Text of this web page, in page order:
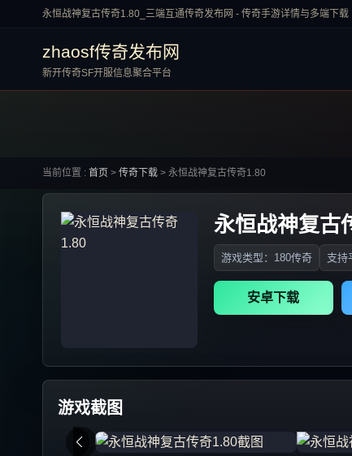
永恒战神复古传奇1.80_三端互通传奇发布网 - 传奇手游详情与多端下载
zhaosf传奇发布网
新开传奇SF开服信息聚合平台
当前位置 : 首页 > 传奇下载 > 永恒战神复古传奇1.80
永恒战神复古
游戏类型：180传奇 支持
安卓下载
游戏截图